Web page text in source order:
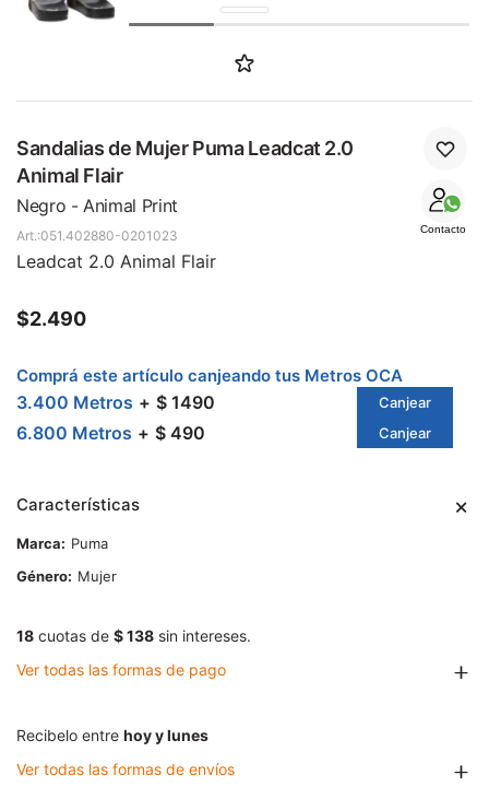
Sandalias de Mujer Puma Leadcat 2.0
Animal Flair
Negro - Animal Print
Contacto
051.402880-0201023
Leadcat 2.0 Animal Flair
$2.490
Comprá este artículo canjeando tus Metros OCA
3.400 Metros $ 1490 Canjear
6.800 Metros $ 490 Canjear
Características
Marca
Puma
Género
Mujer
18 cuotas de $ 138 sin intereses.
Ver todas las formas de pago
Recibelo entre hoy y lunes
Ver todas las formas de envíos